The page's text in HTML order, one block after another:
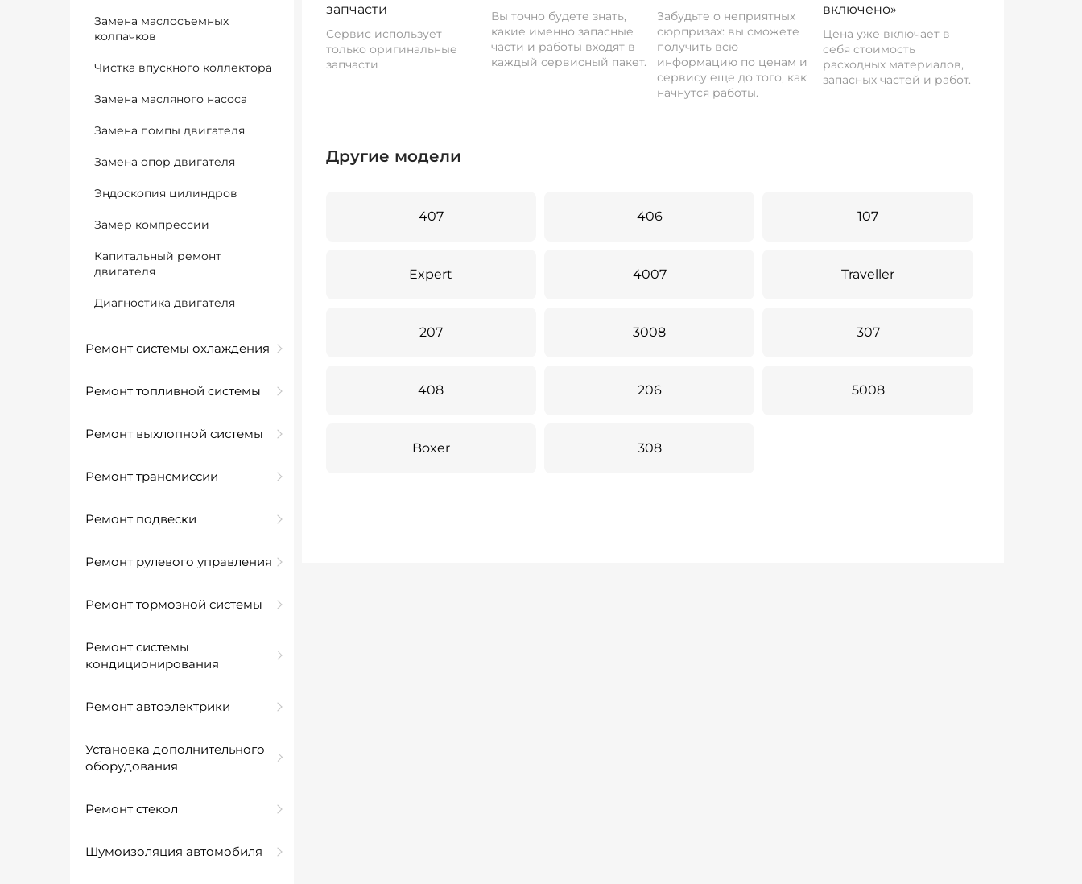
Замена маслосъемных
колпачков
Чистка впускного коллектора
Замена масляного насоса
Замена помпы двигателя
Замена опор двигателя
Эндоскопия цилиндров
Замер компрессии
Капитальный ремонт
двигателя
Диагностика двигателя
Ремонт системы охлаждения
Ремонт топливной системы
Ремонт выхлопной системы
Ремонт трансмиссии
Ремонт подвески
Ремонт рулевого управления
Ремонт тормозной системы
Ремонт системы
кондиционирования
Ремонт автоэлектрики
Установка дополнительного
оборудования
Ремонт стекол
Шумоизоляция автомобиля
запчасти
Сервис использует
только оригинальные
запчасти
Вы точно будете знать,
какие именно запасные
части и работы входят в
каждый сервисный пакет.
Забудьте о неприятных
сюрпризах: вы сможете
получить всю
информацию по ценам и
сервису еще до того, как
начнутся работы.
включено»
Цена уже включает в
себя стоимость
расходных материалов,
запасных частей и работ.
Другие модели
407 406 107
Expert 4007 Traveller
207 3008 307
408 206 5008
Boxer 308